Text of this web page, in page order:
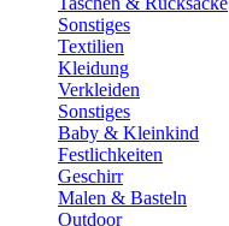
Sonstiges
Textilien
Kleidung
Verkleiden
Sonstiges
Baby & Kleinkind
Festlichkeiten
Geschirr
Malen & Basteln
Outdoor